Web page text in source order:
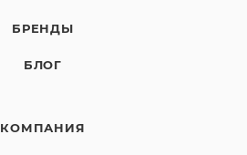
БРЕНДЫ
БЛОГ
КОМПАНИЯ